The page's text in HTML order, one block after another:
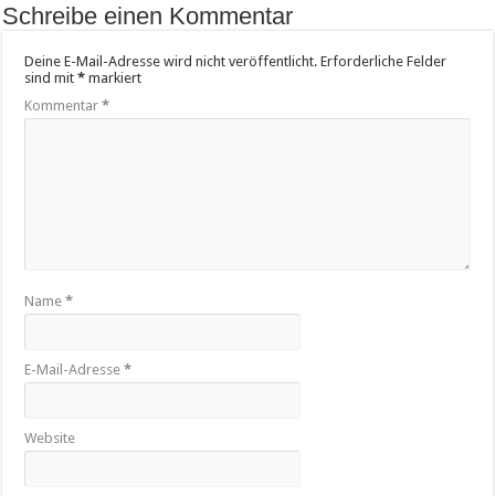
Schreibe einen Kommentar
Deine E-Mail-Adresse wird nicht veröffentlicht. Erforderliche Felder
sind mit* markiert
Kommentar*
Name*
E-Mail-Adresse*
Website